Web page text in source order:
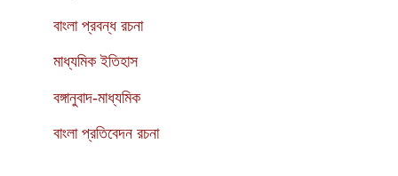
বাংলা প্রবন্ধ রচনা
মাধ্যমিক ইতিহাস
বঙ্গানুবাদ-মাধ্যমিক
বাংলা প্রতিবেদন রচনা